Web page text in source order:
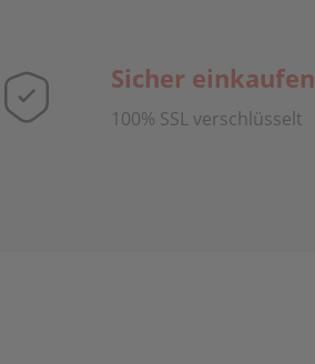
Sicher einkaufen
100% SSL verschlüsselt